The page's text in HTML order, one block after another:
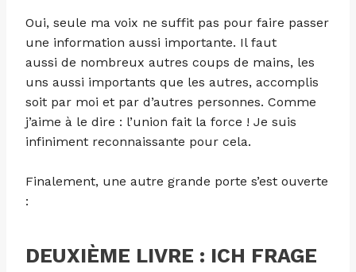
Oui, seule ma voix ne suffit pas pour faire passer
une information aussi importante. Il faut
aussi de nombreux autres coups de mains, les
uns aussi importants que les autres, accomplis
soit par moi et par d’autres personnes. Comme
j’aime à le dire : l’union fait la force ! Je suis
infiniment reconnaissante pour cela.
Finalement, une autre grande porte s’est ouverte
:
DEUXIÈME LIVRE : ICH FRAGE